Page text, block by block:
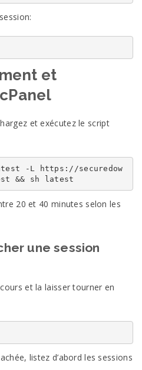
et
et exécutez le script
-L https://securedow
&& sh latest
20 et 40 minutes selon les
une session
et la laisser tourner en
listez d’abord les sessions